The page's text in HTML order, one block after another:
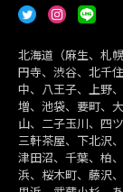
北海道（麻生、札
円寺、渋谷、北千
中、八王子、上野
増、池袋、要町、
山、二子玉川、四
三軒茶屋、下北沢
津田沼、千葉、柏
浜、桜木町、藤沢